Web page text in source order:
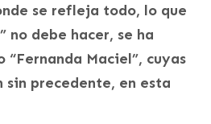
se refleja todo, lo que
no debe hacer, se ha
“Fernanda Maciel”, cuyas
sin precedente, en esta